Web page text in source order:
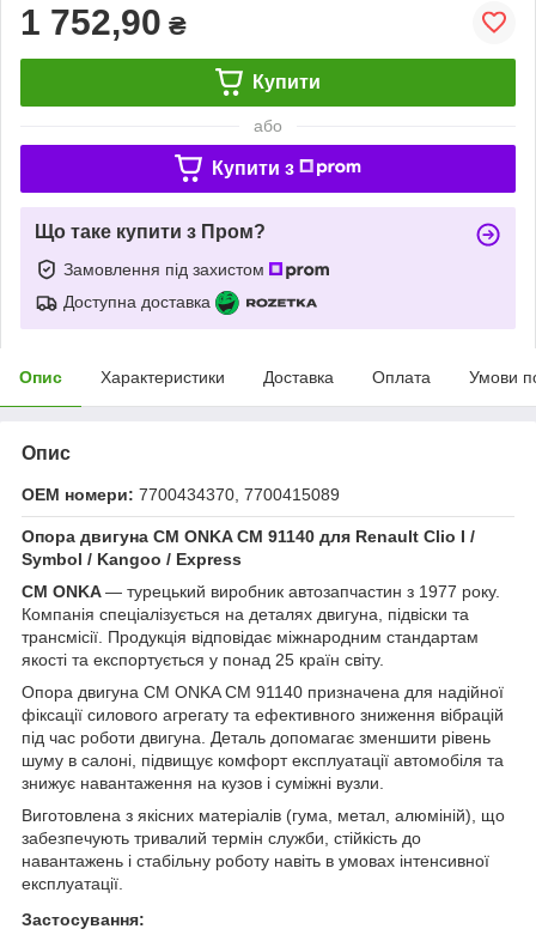
1 752,90 ₴
Купити
або
Купити з
Що таке купити з Пром?
Замовлення під захистом
Доступна доставка
Опис Характеристики Доставка Оплата Умови
Опис
OEM номери: 7700434370, 7700415089
Опора двигуна CM ONKA CM 91140 для Renault Clio I /
Symbol / Kangoo / Express
CM ONKA— турецький виробник автозапчастин з 1977 року.
Компанія спеціалізується на деталях двигуна, підвіски та
трансмісії. Продукція відповідає міжнародним стандартам
якості та експортується у понад 25 країн світу.
Опора двигуна CM ONKA CM 91140 призначена для надійної
фіксації силового агрегату та ефективного зниження вібрацій
під час роботи двигуна. Деталь допомагає зменшити рівень
шуму в салоні, підвищує комфорт експлуатації автомобіля та
знижує навантаження на кузов і суміжні вузли.
Виготовлена з якісних матеріалів (гума, метал, алюміній), що
забезпечують тривалий термін служби, стійкість до
навантажень і стабільну роботу навіть в умовах інтенсивної
експлуатації.
Застосування: